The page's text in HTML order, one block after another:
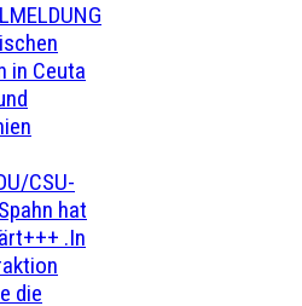
in Ceuta
CSU-
hat
.In
die